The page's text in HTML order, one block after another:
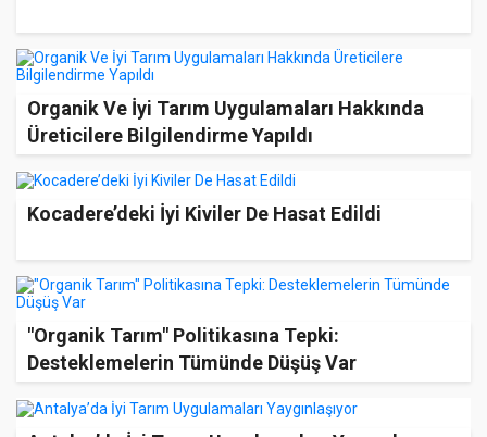
Organik Ve İyi Tarım Uygulamaları Hakkında
Üreticilere Bilgilendirme Yapıldı
Kocadere’deki İyi Kiviler De Hasat Edildi
"Organik Tarım" Politikasına Tepki:
Desteklemelerin Tümünde Düşüş Var